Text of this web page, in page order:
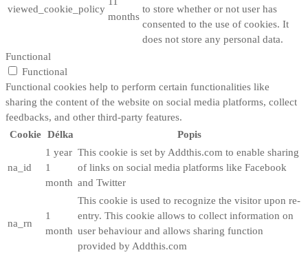
viewed_cookie_policy
months
to store whether or not user has
consented to the use of cookies. It
does not store any personal data.
Functional
Functional
Functional cookies help to perform certain functionalities like
sharing the content of the website on social media platforms, collect
feedbacks, and other third-party features.
Cookie Délka Popis
na_id
1 year
1
month
This cookie is set by Addthis.com to enable sharing
of links on social media platforms like Facebook
and Twitter
na_rn
1
month
This cookie is used to recognize the visitor upon re-
entry. This cookie allows to collect information on
user behaviour and allows sharing function
provided by Addthis.com